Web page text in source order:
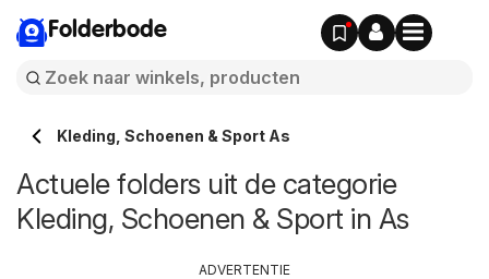
Folderbode
Kleding, Schoenen & Sport As
Actuele folders uit de categorie
Kleding, Schoenen & Sport in As
ADVERTENTIE